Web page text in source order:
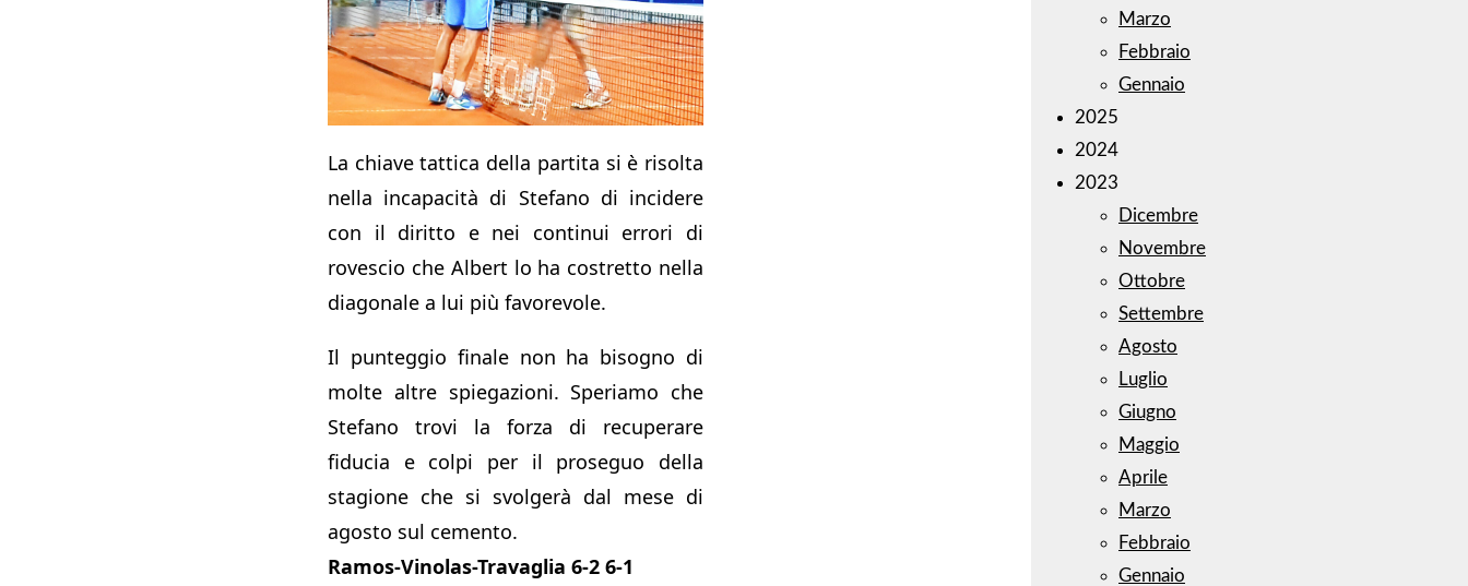
La chiave tattica della partita si è risolta
nella incapacità di Stefano di incidere
con il diritto e nei continui errori di
rovescio che Albert lo ha costretto nella
diagonale a lui più favorevole.
Il punteggio finale non ha bisogno di
molte altre spiegazioni. Speriamo che
Stefano trovi la forza di recuperare
fiducia e colpi per il proseguo della
stagione che si svolgerà dal mese di
agosto sul cemento.
Ramos-Vinolas-Travaglia 6-2 6-1
Marzo
Febbraio
Gennaio
2025
2024
2023
Dicembre
Novembre
Ottobre
Settembre
Agosto
Luglio
Giugno
Maggio
Aprile
Marzo
Febbraio
Gennaio